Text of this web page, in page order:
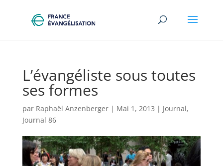
L’évangéliste sous toutes
ses formes
par Raphaël Anzenberger| Mai 1, 2013 | Journal,
Journal 86